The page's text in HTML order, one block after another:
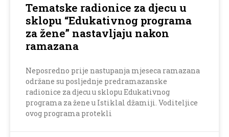
Tematske radionice za djecu u
sklopu “Edukativnog programa
za žene” nastavljaju nakon
ramazana
Neposredno prije nastupanja mjeseca ramazana
održane su posljednje predramazanske
radionice za djecu u sklopu Edukativnog
programa za žene u Istiklal džamiji. Voditeljice
ovog programa protekli